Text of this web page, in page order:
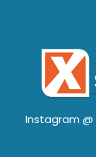
Instagram @